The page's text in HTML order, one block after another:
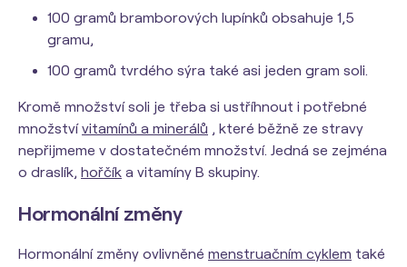
100 gramů bramborových lupínků obsahuje 1,5
gramu,
100 gramů tvrdého sýra také asi jeden gram soli.
Kromě množství soli je třeba si ustříhnout i potřebné
množstvívitamínů a minerálů , které běžně ze stravy
nepřijmeme v dostatečném množství. Jedná se zejména
o draslík, hořčík a vitamíny B skupiny.
Hormonální změny
Hormonální změny ovlivněné menstruačním cyklem také